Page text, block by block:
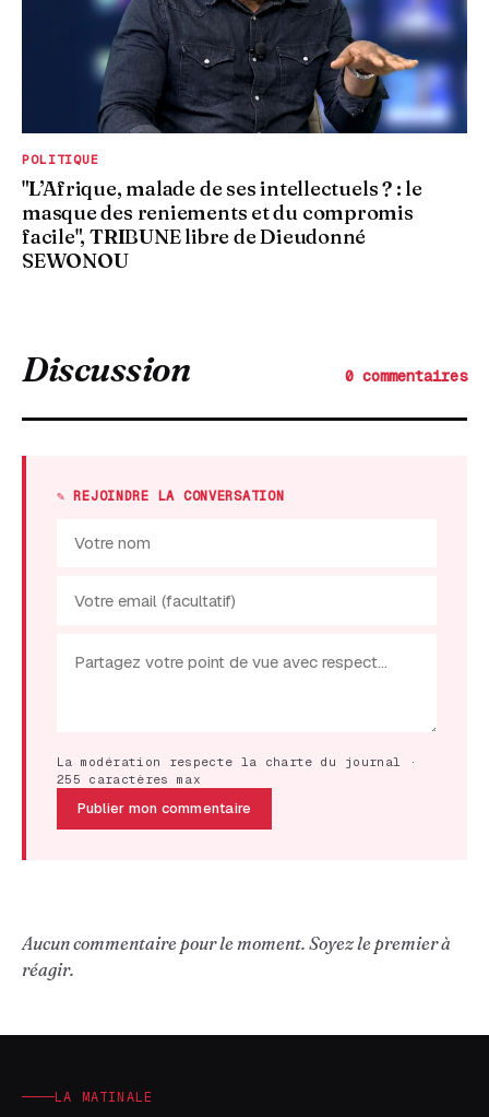
POLITIQUE
"L’Afrique, malade de ses intellectuels ? : le
masque des reniements et du compromis
facile", TRIBUNE libre de Dieudonné
SEWONOU
Discussion 0 commentaires
✎ REJOINDRE LA CONVERSATION
La modération respecte la charte du journal ·
255 caractères max
Publier mon commentaire
Aucun commentaire pour le moment. Soyez le premier à
réagir.
LA MATINALE